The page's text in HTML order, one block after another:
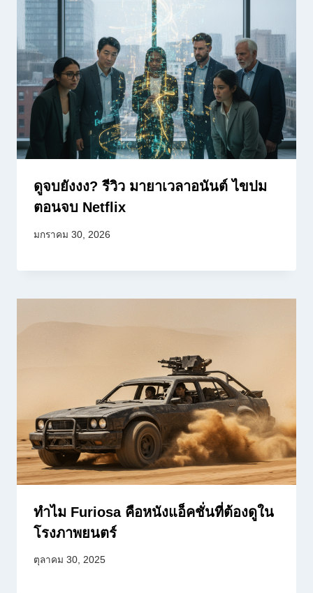
ดูจบยังงง? รีวิว มายาเวลาอนันต์ ไขปม
ตอนจบ Netflix
มกราคม 30, 2026
ทำไม Furiosa คือหนังแอ็คชั่นที่ต้องดูใน
โรงภาพยนตร์
ตุลาคม 30, 2025